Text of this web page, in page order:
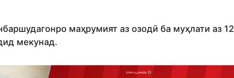
маҳрумият аз озодӣ ба муҳлати аз 12
мекунад.